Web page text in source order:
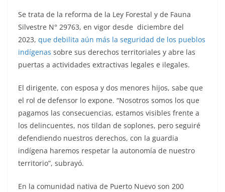
Se trata de la reforma de la Ley Forestal y de Fauna
Silvestre N° 29763, en vigor desde diciembre del
2023, que debilita aún más la seguridad de los pueblos
indígenas sobre sus derechos territoriales y abre las
puertas a actividades extractivas legales e ilegales.
El dirigente, con esposa y dos menores hijos, sabe que
el rol de defensor lo expone. “Nosotros somos los que
pagamos las consecuencias, estamos visibles frente a
los delincuentes, nos tildan de soplones, pero seguiré
defendiendo nuestros derechos, con la guardia
indígena haremos respetar la autonomía de nuestro
territorio”, subrayó.
En la comunidad nativa de Puerto Nuevo son 200